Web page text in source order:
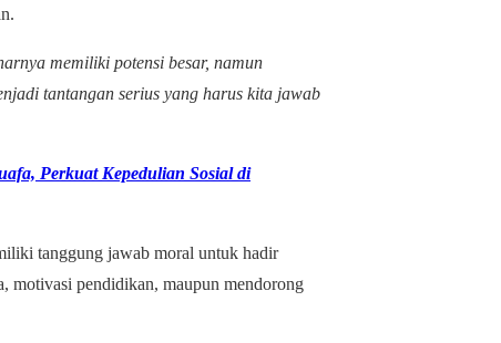
memiliki potensi besar, namun
tantangan serius yang harus kita jawab
Perkuat Kepedulian Sosial di
tanggung jawab moral untuk hadir
motivasi pendidikan, maupun mendorong